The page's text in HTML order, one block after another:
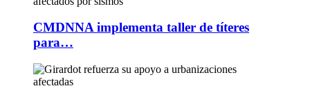
CMDNNA implementa taller de títeres
para…